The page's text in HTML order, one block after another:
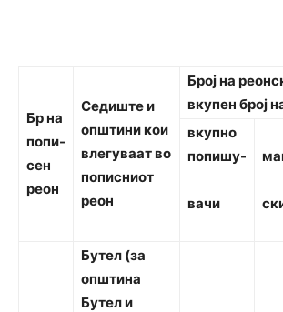
Брна
попи-
сен
реон
Седиштеи
општини кои
влегуваат во
пописниот
реон
Број на
вкупен број
вкупно
попишу-
вачи
Бутел (за
општина
Бутели